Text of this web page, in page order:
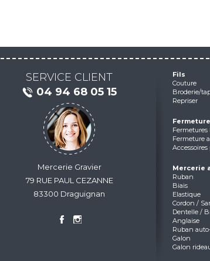
SERVICE CLIENT
04 94 68 05 15
Mercerie Gravier
79 RUE PAUL CEZANNE
83300 Draguignan
Fils
Couture
Broderie/
Repriser
Fermetures
Fermeture
Mercerie
Ruban
Biais
Elastique
Cordon /
Dentelle /
Anglaise
Ruban
Galon
Galon